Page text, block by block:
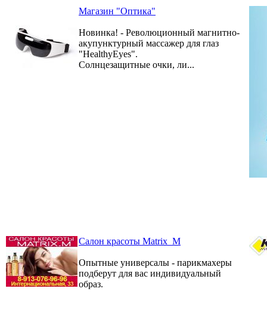
Магазин "Оптика"
Новинка! - Революционный магнитно-
акупунктурный массажер для глаз
"HealthyEyes".
Солнцезащитные очки, ли...
Салон красоты Matrix_M
Опытные универсалы - парикмахеры
подберут для вас индивидуальный
образ.